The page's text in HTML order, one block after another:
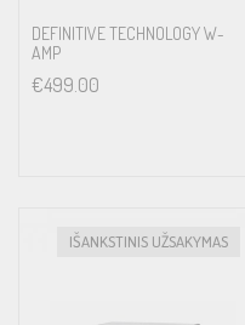
DEFINITIVE TECHNOLOGY W-
AMP
€499.00
IŠANKSTINIS UŽSAKYMAS